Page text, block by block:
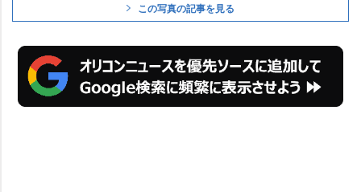
この写真の記事を見る